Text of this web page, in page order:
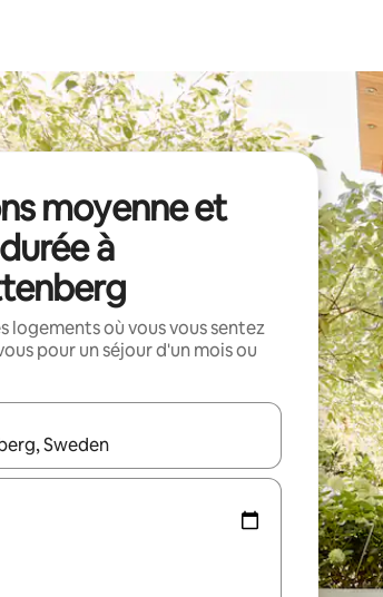
moyenne et
à
logements où vous vous sentez
pour un séjour d'un mois ou
s'affichent, utilisez les flèches vers le haut et